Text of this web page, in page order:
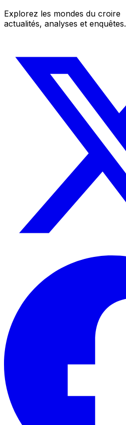
Explorez les mondes du croire
actualités, analyses et enquêtes.